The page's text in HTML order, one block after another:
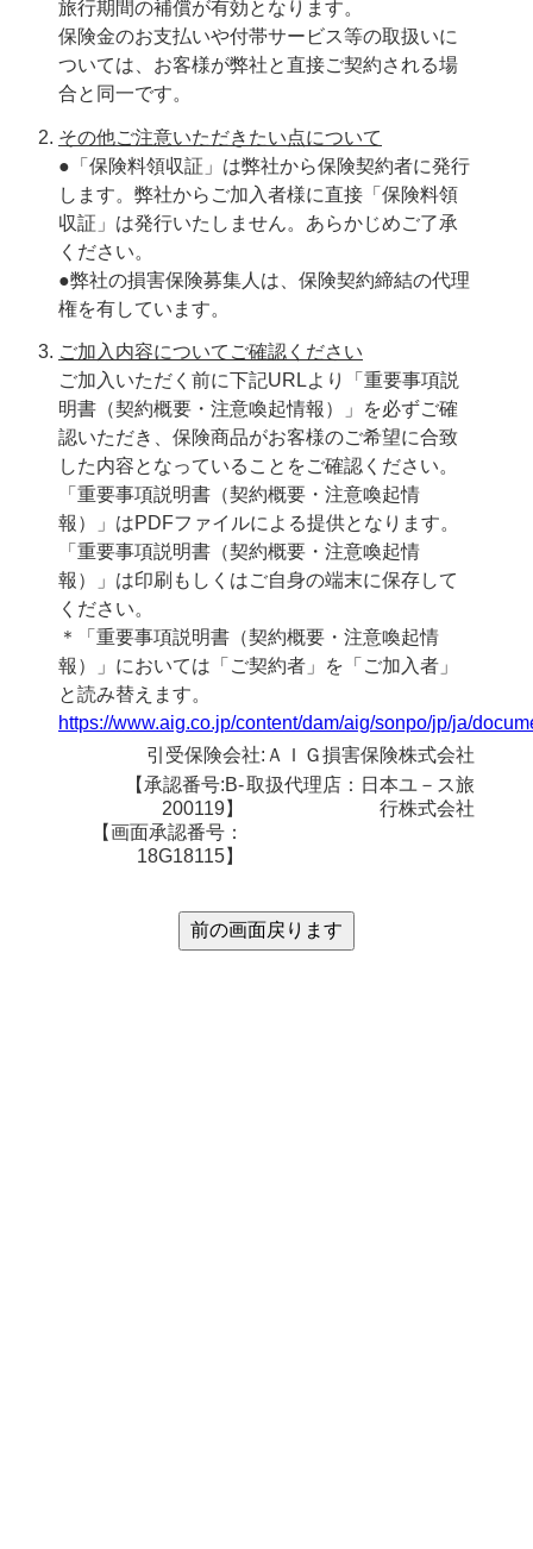
旅行期間の補償が有効となります。
保険金のお支払いや付帯サービス等の取扱いに
ついては、お客様が弊社と直接ご契約される場
合と同一です。
その他ご注意いただきたい点について
●「保険料領収証」は弊社から保険契約者に発行
します。弊社からご加入者様に直接「保険料領
収証」は発行いたしません。あらかじめご了承
ください。
●弊社の損害保険募集人は、保険契約締結の代理
権を有しています。
ご加入内容についてご確認ください
ご加入いただく前に下記URLより「重要事項説
明書（契約概要・注意喚起情報）」を必ずご確
認いただき、保険商品がお客様のご希望に合致
した内容となっていることをご確認ください。
「重要事項説明書（契約概要・注意喚起情
報）」はPDFファイルによる提供となります。
「重要事項説明書（契約概要・注意喚起情
報）」は印刷もしくはご自身の端末に保存して
ください。
＊「重要事項説明書（契約概要・注意喚起情
報）」においては「ご契約者」を「ご加入者」
と読み替えます。
https://www.aig.co.jp/content/dam/aig/sonpo/jp/ja/
引受保険会社:ＡＩＧ損害保険株式会社
【承認番号:B-
200119】
【画面承認番号：
18G18115】
取扱代理店：日本ユ－ス旅
行株式会社